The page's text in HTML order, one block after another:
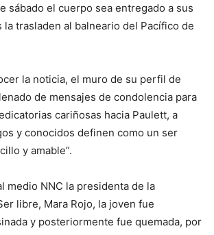
sábado el cuerpo sea entregado a sus
trasladen al balneario del Pacífico de
la noticia, el muro de su perfil de
de mensajes de condolencia para
cariñosas hacia Paulett, a
y conocidos definen como un ser
y amable”.
medio NNC la presidenta de la
libre, Mara Rojo, la joven fue
y posteriormente fue quemada, por